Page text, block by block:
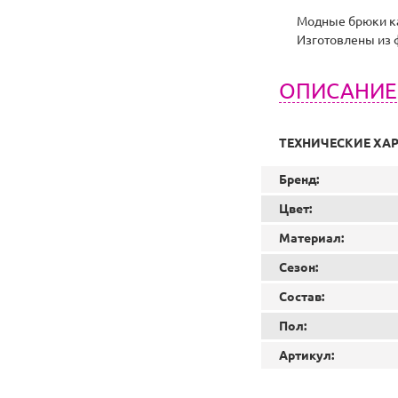
Модные брюки
Изготовлены из
ОПИСАНИЕ
ТЕХНИЧЕСКИЕ
Бренд:
Цвет:
Материал:
Сезон:
Состав:
Пол:
Артикул: